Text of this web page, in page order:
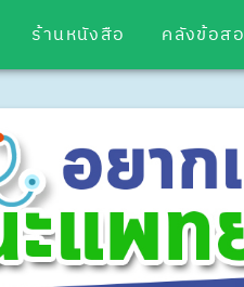
ร้านหนังสือ คลังข้อส